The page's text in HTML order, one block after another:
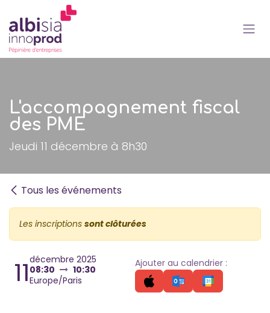
Se rendre au contenu
L'accompagnement fiscal
des PME
Jeudi 11 décembre à 8h30
Tous les événements
Les inscriptions sont clôturées
11décembre 2025
08:30
10:30
Europe/Paris
Ajouter au calendrier :